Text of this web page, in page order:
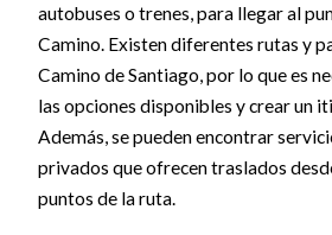
autobuses o trenes, para llegar al
Camino. Existen diferentes rutas y
Camino de Santiago, por lo que es
las opciones disponibles y crear un
Además, se pueden encontrar
privados que ofrecen traslados
puntos de la ruta.